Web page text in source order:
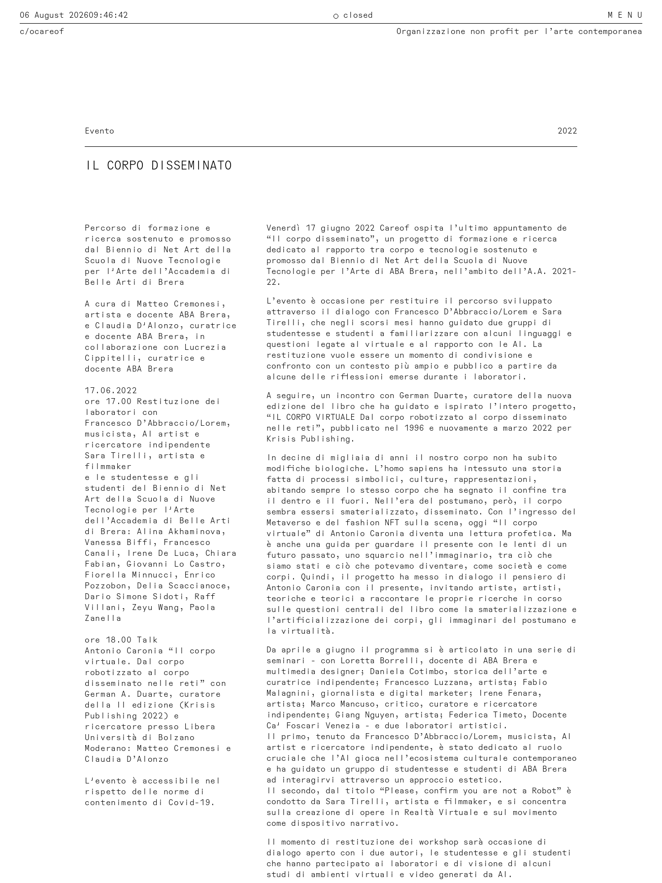
06 August 202609:46:43 closed M E N U
c/ocareof Organizzazione non profit per l’arte contemporanea
Evento 2022
IL CORPO DISSEMINATO
Percorso di formazione e
ricerca sostenuto e promosso
dal Biennio di Net Art della
Scuola di Nuove Tecnologie
per l'Arte dell’Accademia di
Belle Arti di Brera
A cura di Matteo Cremonesi,
artista e docente ABA Brera,
e Claudia D'Alonzo, curatrice
e docente ABA Brera, in
collaborazione con Lucrezia
Cippitelli, curatrice e
docente ABA Brera
17.06.2022
ore 17.00 Restituzione dei
laboratori con
Francesco D’Abbraccio/Lorem,
musicista, AI artist e
ricercatore indipendente
Sara Tirelli, artista e
filmmaker
e le studentesse e gli
studenti del Biennio di Net
Art della Scuola di Nuove
Tecnologie per l'Arte
dell’Accademia di Belle Arti
di Brera: Alina Akhaminova,
Vanessa Biffi, Francesco
Canali, Irene De Luca, Chiara
Fabian, Giovanni Lo Castro,
Fiorella Minnucci, Enrico
Pozzobon, Delia Scaccianoce,
Dario Simone Sidoti, Raff
Villani, Zeyu Wang, Paola
Zanella
ore 18.00 Talk
Antonio Caronia “Il corpo
virtuale. Dal corpo
robotizzato al corpo
disseminato nelle reti” con
German A. Duarte, curatore
della II edizione (Krisis
Publishing 2022) e
ricercatore presso Libera
Università di Bolzano
Moderano: Matteo Cremonesi e
Claudia D’Alonzo
L'evento è accessibile nel
rispetto delle norme di
contenimento di Covid-19.
Venerdì 17 giugno 2022 Careof ospita l’ultimo appuntamento de
“Il corpo disseminato”, un progetto di formazione e ricerca
dedicato al rapporto tra corpo e tecnologie sostenuto e
promosso dal Biennio di Net Art della Scuola di Nuove
Tecnologie per l’Arte di ABA Brera, nell’ambito dell’A.A. 2021-
22.
L’evento è occasione per restituire il percorso sviluppato
attraverso il dialogo con Francesco D’Abbraccio/Lorem e Sara
Tirelli, che negli scorsi mesi hanno guidato due gruppi di
studentesse e studenti a familiarizzare con alcuni linguaggi e
questioni legate al virtuale e al rapporto con le AI. La
restituzione vuole essere un momento di condivisione e
confronto con un contesto più ampio e pubblico a partire da
alcune delle riflessioni emerse durante i laboratori.
A seguire, un incontro con German Duarte, curatore della nuova
edizione del libro che ha guidato e ispirato l’intero progetto,
“IL CORPO VIRTUALE Dal corpo robotizzato al corpo disseminato
nelle reti”, pubblicato nel 1996 e nuovamente a marzo 2022 per
Krisis Publishing.
In decine di migliaia di anni il nostro corpo non ha subito
modifiche biologiche. L’homo sapiens ha intessuto una storia
fatta di processi simbolici, culture, rappresentazioni,
abitando sempre lo stesso corpo che ha segnato il confine tra
il dentro e il fuori. Nell’era del postumano, però, il corpo
sembra essersi smaterializzato, disseminato. Con l’ingresso del
Metaverso e del fashion NFT sulla scena, oggi “Il corpo
virtuale” di Antonio Caronia diventa una lettura profetica. Ma
è anche una guida per guardare il presente con le lenti di un
futuro passato, uno squarcio nell’immaginario, tra ciò che
siamo stati e ciò che potevamo diventare, come società e come
corpi. Quindi, il progetto ha messo in dialogo il pensiero di
Antonio Caronia con il presente, invitando artiste, artisti,
teoriche e teorici a raccontare le proprie ricerche in corso
sulle questioni centrali del libro come la smaterializzazione e
l’artificializzazione dei corpi, gli immaginari del postumano e
la virtualità.
Da aprile a giugno il programma si è articolato in una serie di
seminari - con Loretta Borrelli, docente di ABA Brera e
multimedia designer; Daniela Cotimbo, storica dell’arte e
curatrice indipendente; Francesco Luzzana, artista; Fabio
Malagnini, giornalista e digital marketer; Irene Fenara,
artista; Marco Mancuso, critico, curatore e ricercatore
indipendente; Giang Nguyen, artista; Federica Timeto, Docente
Ca' Foscari Venezia - e due laboratori artistici.
Il primo, tenuto da Francesco D’Abbraccio/Lorem, musicista, AI
artist e ricercatore indipendente, è stato dedicato al ruolo
cruciale che l’AI gioca nell’ecosistema culturale contemporaneo
e ha guidato un gruppo di studentesse e studenti di ABA Brera
ad interagirvi attraverso un approccio estetico.
Il secondo, dal titolo “Please, confirm you are not a Robot” è
condotto da Sara Tirelli, artista e filmmaker, e si concentra
sulla creazione di opere in Realtà Virtuale e sul movimento
come dispositivo narrativo.
Il momento di restituzione dei workshop sarà occasione di
dialogo aperto con i due autori, le studentesse e gli studenti
che hanno partecipato ai laboratori e di visione di alcuni
studi di ambienti virtuali e video generati da AI.